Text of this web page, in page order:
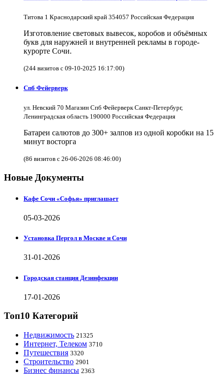
Титова 1 Краснодарский край 354057 Российская Федерация
Изготовление световых вывесок, коробов и объёмных
букв для наружней и внутренней рекламы в городе-
курорте Сочи.
(244 визитов с 09-10-2025 16:17:00)
Спб Фейерверк
ул. Невский 70 Магазин Спб Фейерверк Санкт-Петербург,
Ленинградская область 190000 Российская Федерация
Батареи салютов до 300+ залпов из одной коробки на 15
минут восторга
(86 визитов с 26-06-2026 08:46:00)
Новые Документы
Кафе Сочи «Софья» приглашает
05-03-2026
Установка Пергол в Москве и Сочи
31-01-2026
Городская станция Дезинфекции
17-01-2026
Топ10 Категорий
Недвижимость 21325
Интернет, Телеком 3710
Путешествия 3320
Строительство 2901
Бизнес финансы 2363